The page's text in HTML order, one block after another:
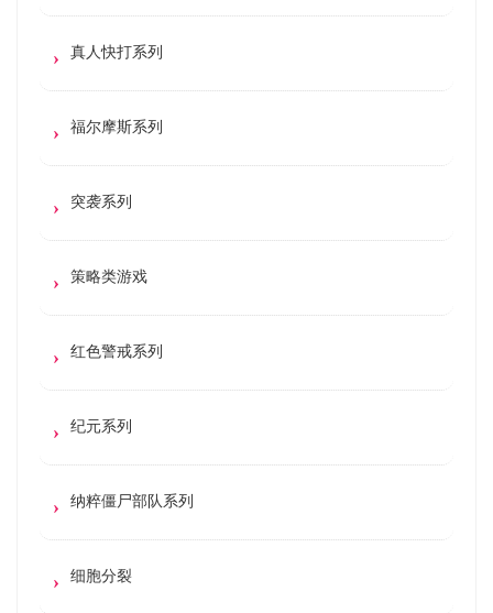
真人快打系列
福尔摩斯系列
突袭系列
策略类游戏
红色警戒系列
纪元系列
纳粹僵尸部队系列
细胞分裂